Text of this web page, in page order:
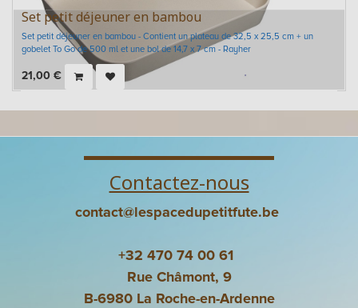
Set petit déjeuner en bambou
Set petit déjeuner en bambou - Contient un plateau de 32,5 x 25,5 cm + un
gobelet To Go de 500 ml et une bol de 14,7 x 7 cm - Rayher
21,00 €
Contactez-nous
contact@lespacedupetitfute.be
+32 470 74 00 61
Rue Châmont, 9
B-6980 La Roche-en-Ardenne